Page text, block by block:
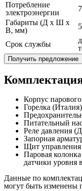
Потребление
электроэнергии
Габариты (Д x Ш x
В, мм)
Срок службы
Получить предложение
Корпус
Горелка (Италия)
Питательный
Реле давления
Запорная
Щит управления
Паровая
датчики уровня
Данные по
могут быть изменены